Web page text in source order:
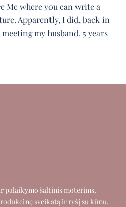
Me where you can write a
Apparently, I did, back in
my husband. 5 years
palaikymo šaltinis moterims,
sveikatą ir ryšį su kūnu.